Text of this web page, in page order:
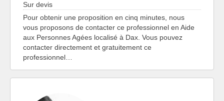
Sur devis
Pour obtenir une proposition en cinq minutes, nous
vous proposons de contacter ce professionnel en Aide
aux Personnes Agées localisé à Dax. Vous pouvez
contacter directement et gratuitement ce
professionnel…